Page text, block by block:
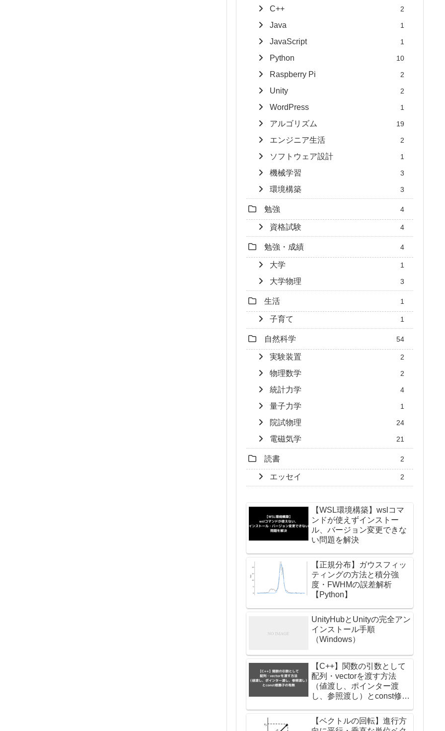
C++ 2
Java 1
JavaScript 1
Python 10
Raspberry Pi 2
Unity 2
WordPress 1
アルゴリズム 19
エンジニア生活 2
ソフトウェア設計 1
機械学習 3
環境構築 3
勉強 4
資格試験 4
勉強・成績 4
大学 1
大学物理 3
生活 1
子育て 1
自然科学 54
実験装置 2
物理数学 2
統計力学 4
量子力学 1
院試物理 24
電磁気学 21
読書 2
エッセイ 2
【WSL環境構築】wslコマ
ンドが使えずインストー
ル、バージョン変更できな
い問題を解決
【正規分布】ガウスフィッ
ティングの方法と積分強
度・FWHMの誤差解析
【Python】
UnityHubとUnityの完全アン
インストール手順
（Windows）
【C++】関数の引数として
配列・vectorを渡す方法
（値渡し、ポインター渡
し、参照渡し）とconst修飾
【ベクトルの回転】進行方